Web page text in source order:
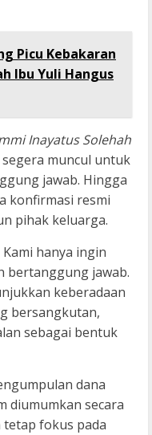
Picu Kebakaran
Ibu Yuli Hangus
Inayatus Solehah
segera muncul untuk
jawab. Hingga
konfirmasi resmi
pihak keluarga.
hanya ingin
bertanggung jawab.
keberadaan
bersangkutan,
sebagai bentuk
dana
diumumkan secara
fokus pada